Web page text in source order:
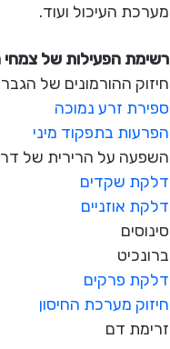
מערכת העיכול ועוד.
רשימת הפעילות של צמחי
חיזוק ההורמונים של הגבר
ספירת זרע נמוכה
הפרעות בתפקוד מיני
השפעה על הרירית של
דלקת שקדים
דלקת אוזניים
סינוסים
ברונכיט
דלקת פרקים
חיזוק מערכת החיסון
זרימת דם